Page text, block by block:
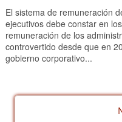
El sistema de remuneración
ejecutivos debe constar en
remuneración de los
controvertido desde que en
gobierno corporativo...